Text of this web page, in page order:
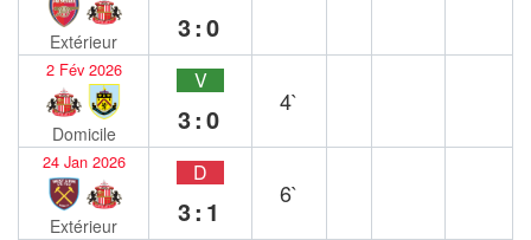
Extérieur 3:0
2 Fév 2026
Domicile
V
3:0
4`
24 Jan 2026
Extérieur
D
3:1
6`